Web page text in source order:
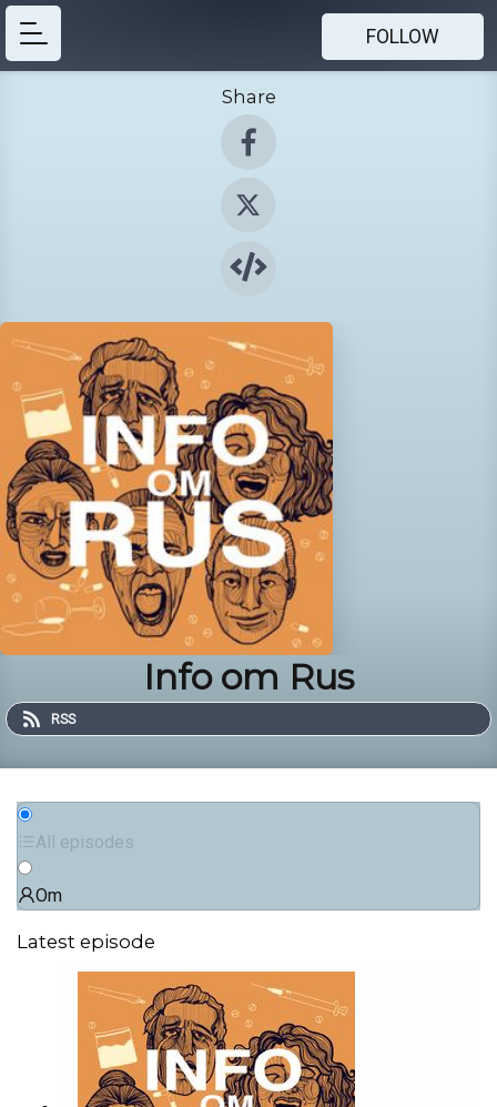
FOLLOW
Share
Info om Rus
RSS
All episodes
Om
Latest episode